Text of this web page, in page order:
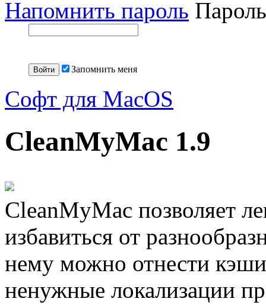
Напомнить пароль
Запомнить меня
Софт для MacOS
CleanMyMac 1.9
CleanMyMac позволяет
избавиться от
нему можно отнести
ненужные локализации